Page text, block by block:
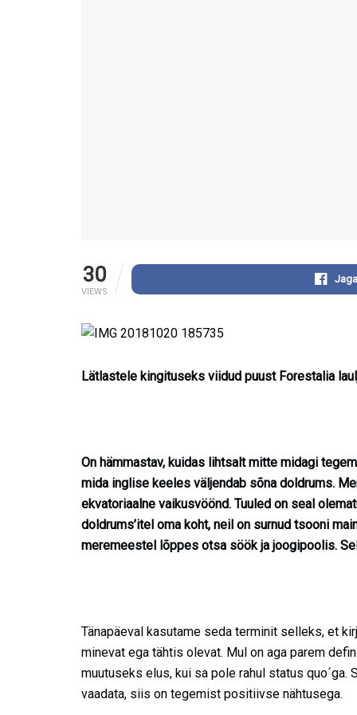
30
VIEWS
Lätlastele kingituseks viidud puust Forestalia
On hämmastav, kuidas lihtsalt mitte midagi
mida inglise keeles väljendab sõna doldrums.
ekvatoriaalne vaikusvöönd. Tuuled on seal
doldrums’itel oma koht, neil on surnud tsooni
meremeestel lõppes otsa söök ja joogipoolis.
Tänapäeval kasutame seda terminit selleks, et
minevat ega tähtis olevat. Mul on aga parem
muutuseks elus, kui sa pole rahul status quo´ga.
vaadata, siis on tegemist positiivse nähtusega.